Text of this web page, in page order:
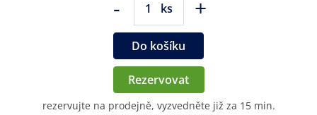
- ks +
Do košíku
Rezervovat
rezervujte na prodejně, vyzvedněte již za 15 min.